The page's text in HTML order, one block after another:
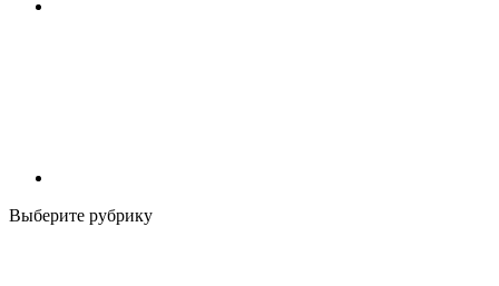
Выберите рубрику